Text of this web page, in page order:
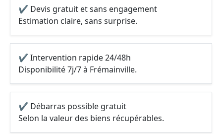
✔ Devis gratuit et sans engagement
Estimation claire, sans surprise.
✔ Intervention rapide 24/48h
Disponibilité 7j/7 à Frémainville.
✔ Débarras possible gratuit
Selon la valeur des biens récupérables.